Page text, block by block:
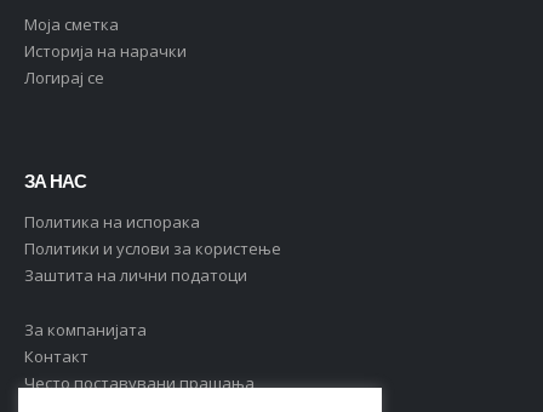
Moja сметка
Историја на нарачки
Логирај се
ЗА НАС
Политика на испорака
Политики и услови за користење
Заштита на лични податоци
За компанијата
Контакт
Често поставувани прашања